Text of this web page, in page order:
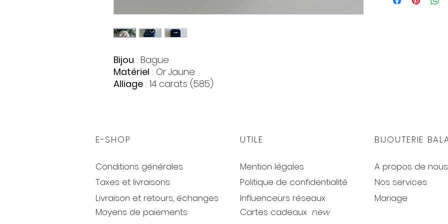
Bijou : Bague
Matériel : Or Jaune
Alliage : 14 carats (585)
Couleur : Incolore
G/VS2
Poids: 2,26 gr.
E-SHOP
Conditions générales
Taxes et livraisons
Livraison et retours, échanges
Moyens de paiements
UTILE
Mention légales
Politique de confidentialité
Influenceurs réseaux
Cartes cadeaux new
BIJOUTERIE
A propos de nous
Nos services
Mariage